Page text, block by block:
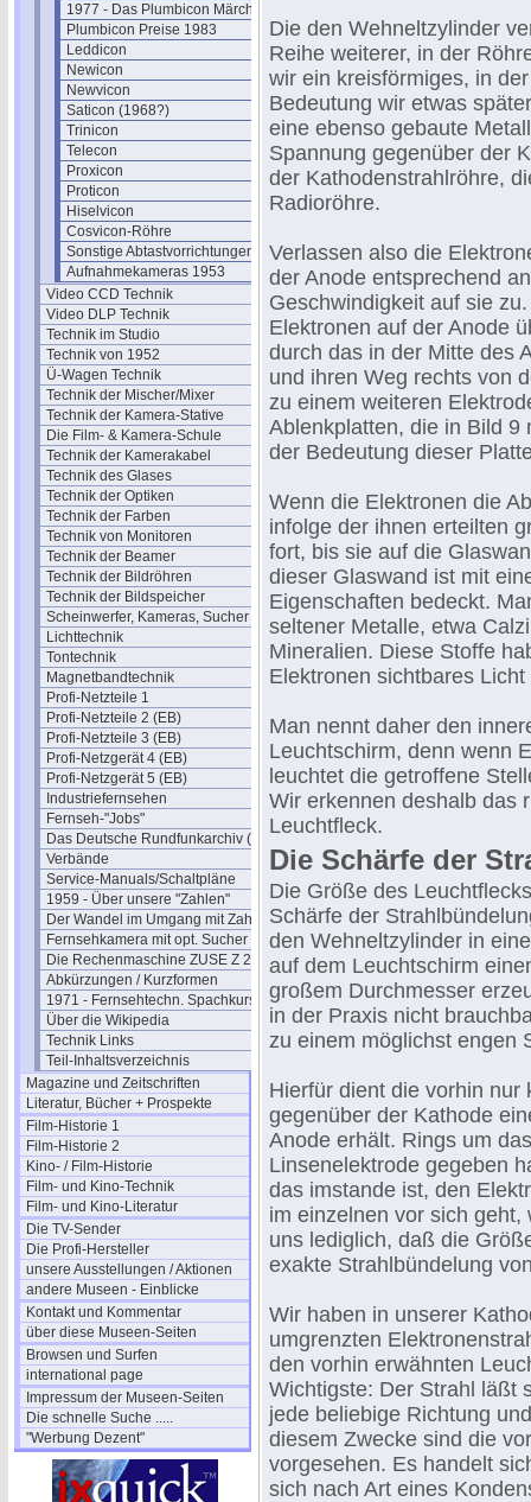
1977 - Das Plumbicon Märchen
Plumbicon Preise 1983
Leddicon
Newicon
Newvicon
Saticon (1968?)
Trinicon
Telecon
Proxicon
Proticon
Hiselvicon
Cosvicon-Röhre
Sonstige Abtastvorrichtungen
Aufnahmekameras 1953
Video CCD Technik
Video DLP Technik
Technik im Studio
Technik von 1952
Ü-Wagen Technik
Technik der Mischer/Mixer
Technik der Kamera-Stative
Die Film- & Kamera-Schule
Technik der Kamerakabel
Technik des Glases
Technik der Optiken
Technik der Farben
Technik von Monitoren
Technik der Beamer
Technik der Bildröhren
Technik der Bildspeicher
Scheinwerfer, Kameras, Sucher
Lichttechnik
Tontechnik
Magnetbandtechnik
Profi-Netzteile 1
Profi-Netzteile 2 (EB)
Profi-Netzteile 3 (EB)
Profi-Netzgerät 4 (EB)
Profi-Netzgerät 5 (EB)
Industriefernsehen
Fernseh-"Jobs"
Das Deutsche Rundfunkarchiv (DRA)
Verbände
Service-Manuals/Schaltpläne
1959 - Über unsere "Zahlen"
Der Wandel im Umgang mit Zahlen
Fernsehkamera mit opt. Sucher
Die Rechenmaschine ZUSE Z 22
Abkürzungen / Kurzformen
1971 - Fernsehtechn. Spachkurs
Über die Wikipedia
Technik Links
Teil-Inhaltsverzeichnis
Magazine und Zeitschriften
Literatur, Bücher + Prospekte
Film-Historie 1
Film-Historie 2
Kino- / Film-Historie
Film- und Kino-Technik
Film- und Kino-Literatur
Die TV-Sender
Die Profi-Hersteller
unsere Ausstellungen / Aktionen
andere Museen - Einblicke
Kontakt und Kommentar
über diese Museen-Seiten
Browsen und Surfen
international page
Impressum der Museen-Seiten
Die schnelle Suche .....
"Werbung Dezent"
Die den Wehneltzylinder
Reihe weiterer, in der
wir ein kreisförmiges, in
Bedeutung wir etwas
eine ebenso gebaute
Spannung gegenüber der
der Kathodenstrahlröhre,
Radioröhre.
Verlassen also die
der Anode entsprechend
Geschwindigkeit auf sie
Elektronen auf der Anode
durch das in der Mitte des
und ihren Weg rechts von
zu einem weiteren
Ablenkplatten, die in Bild 9
der Bedeutung dieser
Wenn die Elektronen die
infolge der ihnen erteilten
fort, bis sie auf die
dieser Glaswand ist mit
Eigenschaften bedeckt.
seltener Metalle, etwa
Mineralien. Diese Stoffe
Elektronen sichtbares
Man nennt daher den
Leuchtschirm, denn wenn
leuchtet die getroffene
Wir erkennen deshalb das
Leuchtfleck.
Die Schärfe der
Die Größe des
Schärfe der
den Wehneltzylinder in
auf dem Leuchtschirm
großem Durchmesser
in der Praxis nicht
zu einem möglichst engen
Hierfür dient die vorhin nur
gegenüber der Kathode
Anode erhält. Rings um
Linsenelektrode gegeben
das imstande ist, den
im einzelnen vor sich
uns lediglich, daß die
exakte Strahlbündelung
Wir haben in unserer
umgrenzten
den vorhin erwähnten
Wichtigste: Der Strahl läßt
jede beliebige Richtung
diesem Zwecke sind die
vorgesehen. Es handelt
sich nach Art eines